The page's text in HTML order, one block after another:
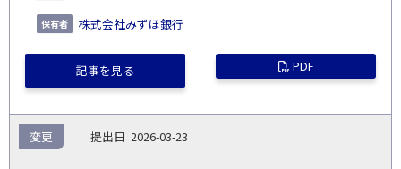
株式会社みずほ銀行
記事を見る PDF
2026-03-23
変更